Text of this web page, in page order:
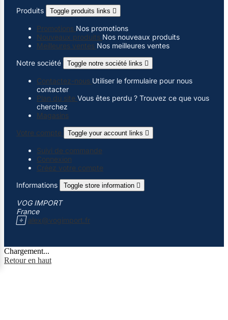
Produits Toggle produits links 
Promotions Nos promotions
Nouveaux produits Nos nouveaux produits
Meilleures ventes Nos meilleures ventes
Notre société
Toggle notre société links 
Contactez-nous Utiliser le formulaire pour nous
contacter
Plan du site Vous êtes perdu ? Trouvez ce que vous
cherchez
Magasins
Votre compte
Toggle your account links 
Suivi de commande
Connexion
Créez votre compte
Informations
Toggle store information 
VOG IMPORT
France
 alex@vogimport.fr
Chargement...
Retour en haut